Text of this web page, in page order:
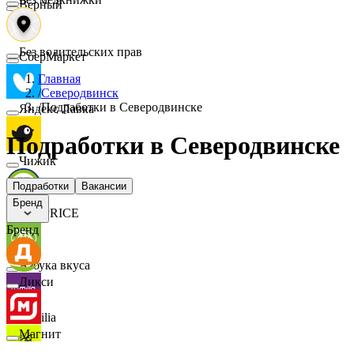
Верный
СберМаркет
Яндекс Лавка
Чижик
FIX PRICE
Азбука вкуса
Familia
Без водительских прав
Главная
/Северодвинск
/Подработки в Северодвинске
Подработки в Северодвинске
Подработки
Вакансии
Бренд
Бренд
Дикси
Магнит